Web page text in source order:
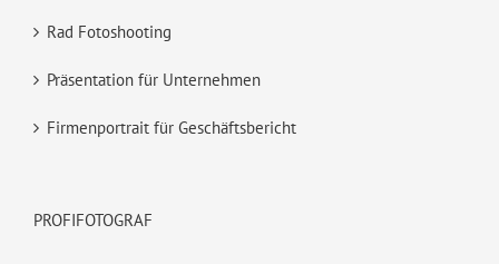
Rad Fotoshooting
Präsentation für Unternehmen
Firmenportrait für Geschäftsbericht
PROFIFOTOGRAF